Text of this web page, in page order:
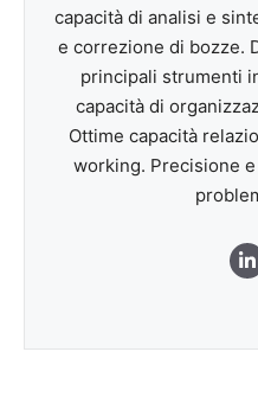
capacità di analisi e
e correzione di bozze.
principali strumenti
capacità di
Ottime capacità
working. Precisione